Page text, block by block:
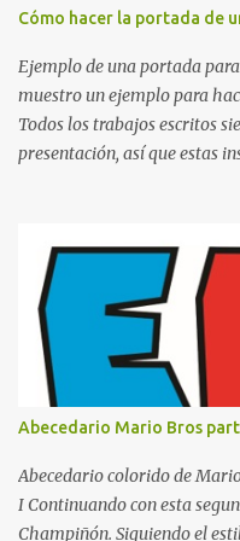
mantener la atención
aprender más en menos
Si alguna vez has sentido
libros pero aprendes poco, la
Cómo hacer la portada de
Ejemplo de una portada
muestro un ejemplo para
Todos los trabajos escritos
presentación, así que estas
ellos se puedan guiar con
para una portada para
impreso son los siguientes y
del instituto (Es muy
(Puede ser: Ensayo sobre
Nombre completo del
escrito La clase, materia ó
o catedrático Ciudad y
Abecedario Mario Bros
Abecedario colorido de
I Continuando con esta
Champiñón. Siguiendo el